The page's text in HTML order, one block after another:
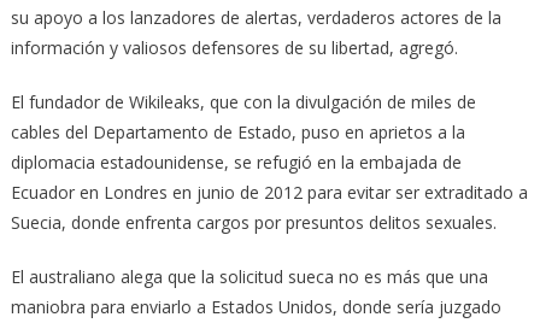
su apoyo a los lanzadores de alertas, verdaderos actores de la
información y valiosos defensores de su libertad, agregó.
El fundador de Wikileaks, que con la divulgación de miles de
cables del Departamento de Estado, puso en aprietos a la
diplomacia estadounidense, se refugió en la embajada de
Ecuador en Londres en junio de 2012 para evitar ser extraditado a
Suecia, donde enfrenta cargos por presuntos delitos sexuales.
El australiano alega que la solicitud sueca no es más que una
maniobra para enviarlo a Estados Unidos, donde sería juzgado